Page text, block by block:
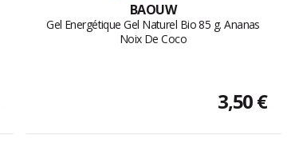
BAOUW
Gel Energétique Gel Naturel Bio 85 g. Ananas
Noix De Coco
3,50 €